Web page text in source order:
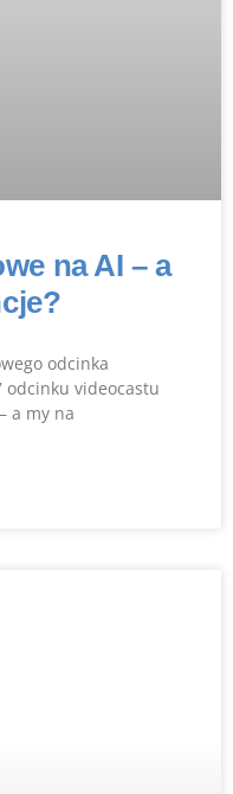
na AI – a
odcinka
odcinku videocastu
a my na